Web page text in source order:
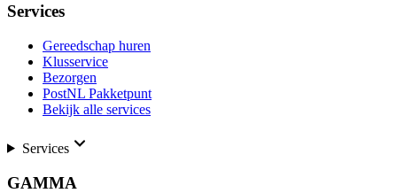
Services
Gereedschap huren
Klusservice
Bezorgen
PostNL Pakketpunt
Bekijk alle services
Services
GAMMA